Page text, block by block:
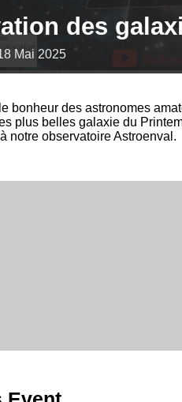
des
Mai 2025
bonheur des astronomes
plus belles galaxie du
notre observatoire Astroenval.